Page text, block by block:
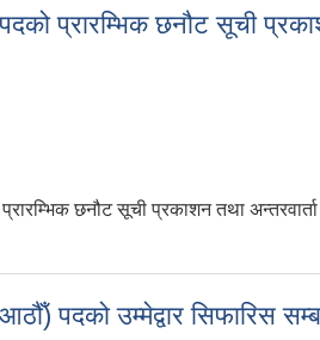
प्रारम्भिक छनौट सूची
छनौट सूची प्रकाशन तथा
पदको उम्मेद्वार सिफारिस